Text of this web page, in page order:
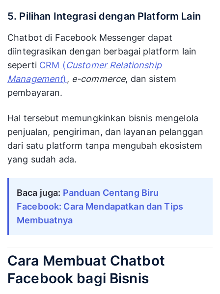
5. Pilihan Integrasi dengan Platform Lain
Chatbot di Facebook Messenger dapat
diintegrasikan dengan berbagai platform lain
seperti CRM (Customer Relationship
Management) , e-commerce, dan sistem
pembayaran.
Hal tersebut memungkinkan bisnis mengelola
penjualan, pengiriman, dan layanan pelanggan
dari satu platform tanpa mengubah ekosistem
yang sudah ada.
Baca juga: Panduan Centang Biru
Facebook: Cara Mendapatkan dan Tips
Membuatnya
Cara Membuat Chatbot
Facebook bagi Bisnis